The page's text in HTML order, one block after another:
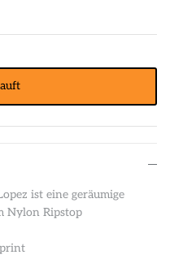
ist eine geräumige
Nylon Ripstop